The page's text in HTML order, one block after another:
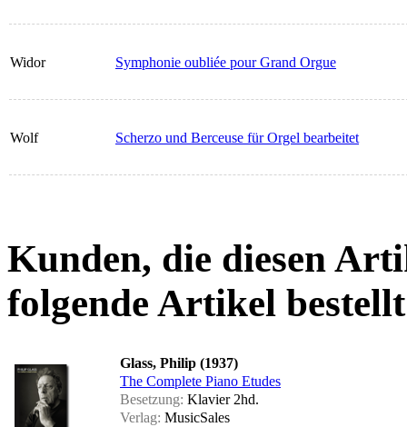
Widor Symphonie oubliée pour Grand Orgue
Wolf Scherzo und Berceuse für Orgel bearbeitet
Kunden, die diesen
folgende Artikel
Glass, Philip (1937)
The Complete Piano Etudes
Besetzung: Klavier 2hd.
Verlag: MusicSales